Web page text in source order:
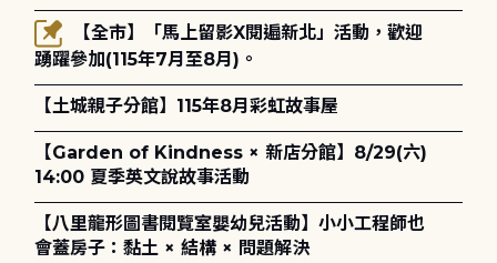
報名
踴躍參加(115年7月至8月)。
【土城親子分館】115年8月彩虹故事屋
【Garden of Kindness × 新店分館】8/29(六)
14:00 夏季英文說故事活動
【八里龍形圖書閱覽室嬰幼兒活動】小小工程師也
會蓋房子：黏土 × 結構 × 問題解決